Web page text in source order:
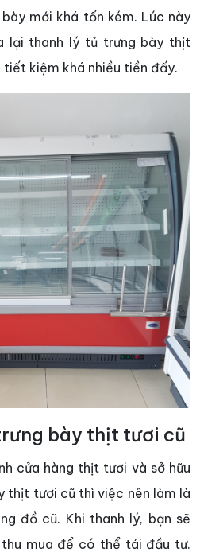
mới khá tốn kém. Lúc này
lại thanh lý tủ trưng bày thịt
kiệm khá nhiều tiền đấy.
bày thịt tươi cũ
cửa hàng thịt tươi và sở hữu
thịt tươi cũ thì việc nên làm là
đồ cũ. Khi thanh lý, bạn sẽ
mua để có thể tái đầu tư.